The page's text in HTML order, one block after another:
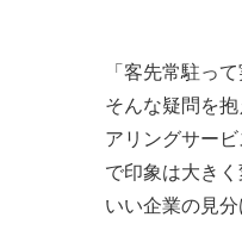
「客先常駐っ
そんな疑問を
アリングサー
で印象は大き
いい企業の見